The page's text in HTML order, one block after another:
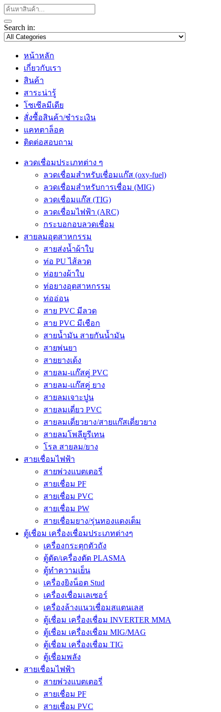
Search in:
หน้าหลัก
เกี่ยวกับเรา
สินค้า
สาระน่ารู้
โซเซีลมีเดีย
สั่งซื้อสินค้า/ชำระเงิน
แคทตาล็อค
ติดต่อสอบถาม
ลวดเชื่อมประเภทต่าง ๆ
ลวดเชื่อมสำหรับเชื่อมแก๊ส (oxy-fuel)
ลวดเชื่อมสำหรับการเชื่อม (MIG)
ลวดเชื่อมแก๊ส (TIG)
ลวดเชื่อมไฟฟ้า (ARC)
กระบอกอบลวดเชื่อม
สายลมอุตสาหกรรม
สายส่งน้ำผ้าใบ
ท่อ PU ไส้ลวด
ท่อยางผ้าใบ
ท่อยางอุตสาหกรรม
ท่ออ่อน
สาย PVC มีลวด
สาย PVC มีเชือก
สายน้ำมัน สายกันน้ำมัน
สายพ่นยา
สายยางเด้ง
สายลม-แก๊สคู่ PVC
สายลม-แก๊สคู่ ยาง
สายลมเจาะปูน
สายลมเดี่ยว PVC
สายลมเดี่ยวยาง/สายแก๊สเดี่ยวยาง
สายลมโพลียูรีเทน
โรล สายลม/ยาง
สายเชื่อมไฟฟ้า
สายพ่วงแบตเตอรี่
สายเชื่อม PF
สายเชื่อม PVC
สายเชื่อม PW
สายเชื่อมยาง/รุ่นทองแดงเต็ม
ตู้เชื่อม เครื่องเชื่อมประเภทต่างๆ
เครื่องกระตุกตัวถัง
ตู้ตัด/เครื่องตัด PLASMA
ตู้ทำความเย็น
เครื่องยิงน็อต Stud
เครื่องเชื่อมเลเซอร์
เครื่องล้างแนวเชื่อมสแตนเลส
ตู้เชื่อม เครื่องเชื่อม INVERTER MMA
ตู้เชื่อม เครื่องเชื่อม MIG/MAG
ตู้เชื่อม เครื่องเชื่อม TIG
ตู้เชื่อมพลัง
สายเชื่อมไฟฟ้า
สายพ่วงแบตเตอรี่
สายเชื่อม PF
สายเชื่อม PVC